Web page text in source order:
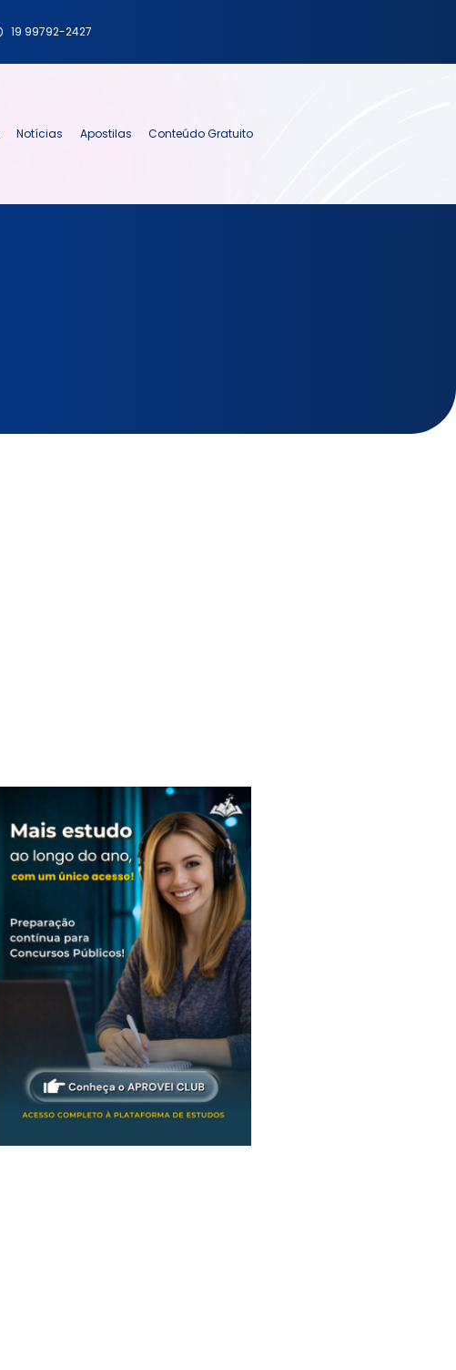
19 99792-2427
Notícias Apostilas Conteúdo Gratuito